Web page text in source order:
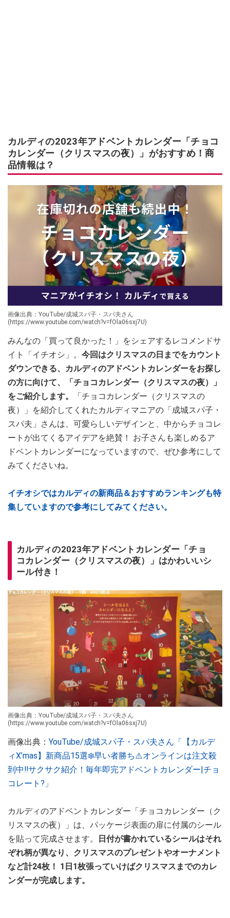
カルディの2023年アドベントカレンダー「チョコ
カレンダー（クリスマスの夜）」がおすすめ！商
品情報は？
画像出典：YouTube/成城スパ子・スパ夫さん
(https://www.youtube.com/watch?v=fOla06sxj7U)
みんなの「買って良かった！」をシェアするレコメンドサ
イト「イチオシ」。 今回はクリスマスの日までをカウント
ダウンできる、カルディのアドベントカレンダーをお探し
の方に向けて、「チョコカレンダー（クリスマスの夜）」
をご紹介します。
「チョコカレンダー（クリスマスの
夜）」を紹介してくれたカルディマニアの「成城スパ子・
スパ夫」さんは、可愛らしいデザインと、中からチョコレ
ートが出てくるアイデアを絶賛！ お子さんも楽しめるア
ドベントカレンダーになっていますので、ぜひ参考にして
みてくださいね。
イチオシではカルディの新商品＆おすすめランキングも特
集していますので参考にしてみてください。
カルディの2023年アドベントカレンダー「チョ
コカレンダー（クリスマスの夜）」はかわいいシ
ール付き！
画像出典：YouTube/成城スパ子・スパ夫さん
(https://www.youtube.com/watch?v=fOla06sxj7U)
画像出典： YouTube/成城スパ子・スパ夫さん「【カルデ
ィX’mas】新商品15選❄️早い者勝ち⚠️オンラインは注文殺
到中‼︎サクサク紹介！毎年即完アドベントカレンダー|チョ
コレート?」
カルディのアドベントカレンダー「チョコカレンダー（ク
リスマスの夜）」は、パッケージ表面の扉に付属のシール
を貼って完成させます。
日付が書かれているシールはそれ
ぞれ柄が異なり、クリスマスのプレゼントやオーナメント
など計24枚！ 1日1枚張っていけばクリスマスまでのカレ
ンダーが完成します。